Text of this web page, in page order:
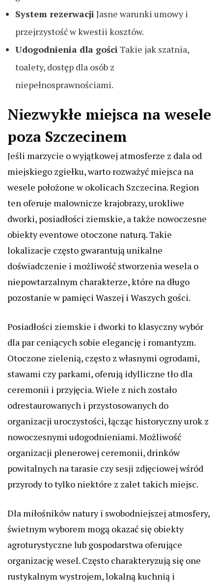
System rezerwacjiJasne warunki umowy i
przejrzystość w kwestii kosztów.
Udogodnienia dla gościTakie jak szatnia,
toalety, dostęp dla osób z
niepełnosprawnościami.
Niezwykłe miejsca na wesele
poza Szczecinem
Jeśli marzycie o wyjątkowej atmosferze z dala od
miejskiego zgiełku, warto rozważyć miejsca na
wesele położone w okolicach Szczecina. Region
ten oferuje malownicze krajobrazy, urokliwe
dworki, posiadłości ziemskie, a także nowoczesne
obiekty eventowe otoczone naturą. Takie
lokalizacje często gwarantują unikalne
doświadczenie i możliwość stworzenia wesela o
niepowtarzalnym charakterze, które na długo
pozostanie w pamięci Waszej i Waszych gości.
Posiadłości ziemskie i dworki to klasyczny wybór
dla par ceniących sobie elegancję i romantyzm.
Otoczone zielenią, często z własnymi ogrodami,
stawami czy parkami, oferują idylliczne tło dla
ceremonii i przyjęcia. Wiele z nich zostało
odrestaurowanych i przystosowanych do
organizacji uroczystości, łącząc historyczny urok z
nowoczesnymi udogodnieniami. Możliwość
organizacji plenerowej ceremonii, drinków
powitalnych na tarasie czy sesji zdjęciowej wśród
przyrody to tylko niektóre z zalet takich miejsc.
Dla miłośników natury i swobodniejszej atmosfery,
świetnym wyborem mogą okazać się obiekty
agroturystyczne lub gospodarstwa oferujące
organizację wesel. Często charakteryzują się one
rustykalnym wystrojem, lokalną kuchnią i